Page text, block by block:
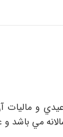
و
مي باشد